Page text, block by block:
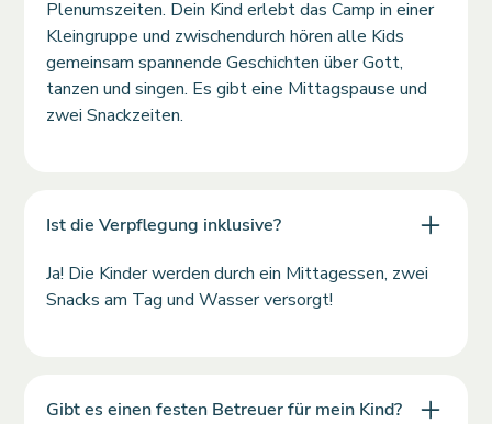
Plenumszeiten. Dein Kind erlebt das Camp in einer
Kleingruppe und zwischendurch hören alle Kids
gemeinsam spannende Geschichten über Gott,
tanzen und singen. Es gibt eine Mittagspause und
zwei Snackzeiten.
Ist die Verpflegung inklusive?
Ja! Die Kinder werden durch ein Mittagessen, zwei
Snacks am Tag und Wasser versorgt!
Gibt es einen festen Betreuer für mein Kind?